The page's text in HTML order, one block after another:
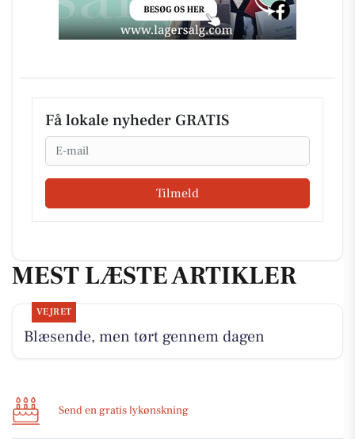
Få lokale nyheder GRATIS
Email
Tilmeld
MEST LÆSTE ARTIKLER
VEJRET
Blæsende, men tørt gennem dagen
Send en gratis lykønskning